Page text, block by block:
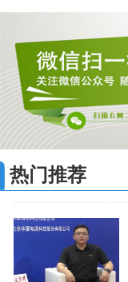
热门推荐